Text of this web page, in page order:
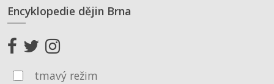
Encyklopedie dějin Brna
tmavý režim